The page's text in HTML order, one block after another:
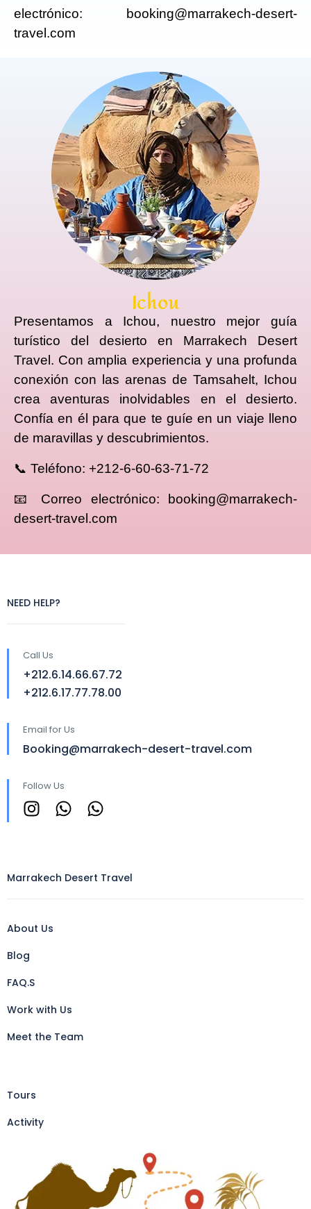
electrónico: booking@marrakech-desert-
travel.com
Ichou​
Presentamos a Ichou, nuestro mejor guía
turístico del desierto en Marrakech Desert
Travel. Con amplia experiencia y una profunda
conexión con las arenas de Tamsahelt, Ichou
crea aventuras inolvidables en el desierto.
Confía en él para que te guíe en un viaje lleno
de maravillas y descubrimientos.
📞 Teléfono: +212-6-60-63-71-72
📧 Correo electrónico: booking@marrakech-
desert-travel.com
NEED HELP?
Call Us
+212.6.14.66.67.72
+212.6.17.77.78.00
Email for Us
Booking@marrakech-desert-travel.com
Follow Us
Marrakech Desert Travel
About Us
Blog
FAQ.S
Work with Us
Meet the Team
Tours
Activity